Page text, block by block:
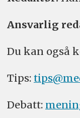
Ansvarlig
Du kan også
Tips:
Debatt: